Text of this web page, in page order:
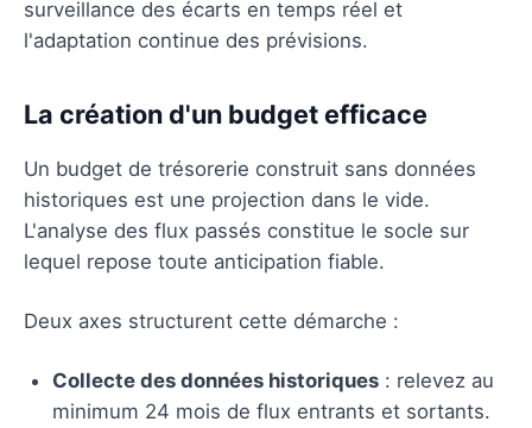
surveillance des écarts en temps réel et
l'adaptation continue des prévisions.
La création d'un budget efficace
Un budget de trésorerie construit sans données
historiques est une projection dans le vide.
L'analyse des flux passés constitue le socle sur
lequel repose toute anticipation fiable.
Deux axes structurent cette démarche :
Collecte des données historiques : relevez au
minimum 24 mois de flux entrants et sortants.